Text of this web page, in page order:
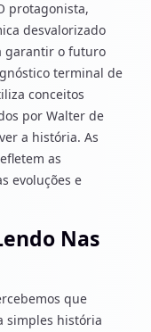
protagonista,
desvalorizado
garantir o futuro
terminal de
conceitos
por Walter de
a história. As
as
evoluções e
Nas
que
simples história